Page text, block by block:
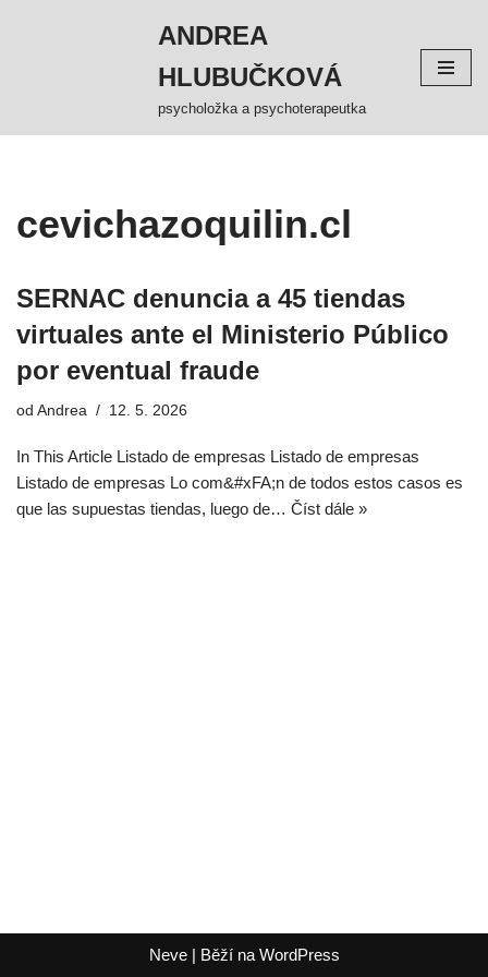
ANDREA
HLUBUČKOVÁ
psycholožka a psychoterapeutka
cevichazoquilin.cl
SERNAC denuncia a 45 tiendas
virtuales ante el Ministerio Público
por eventual fraude
od Andrea 12. 5. 2026
In This Article Listado de empresas Listado de empresas
Listado de empresas Lo com&#xFA;n de todos estos casos es
que las supuestas tiendas, luego de… Číst dále »
Neve| Běží na WordPress